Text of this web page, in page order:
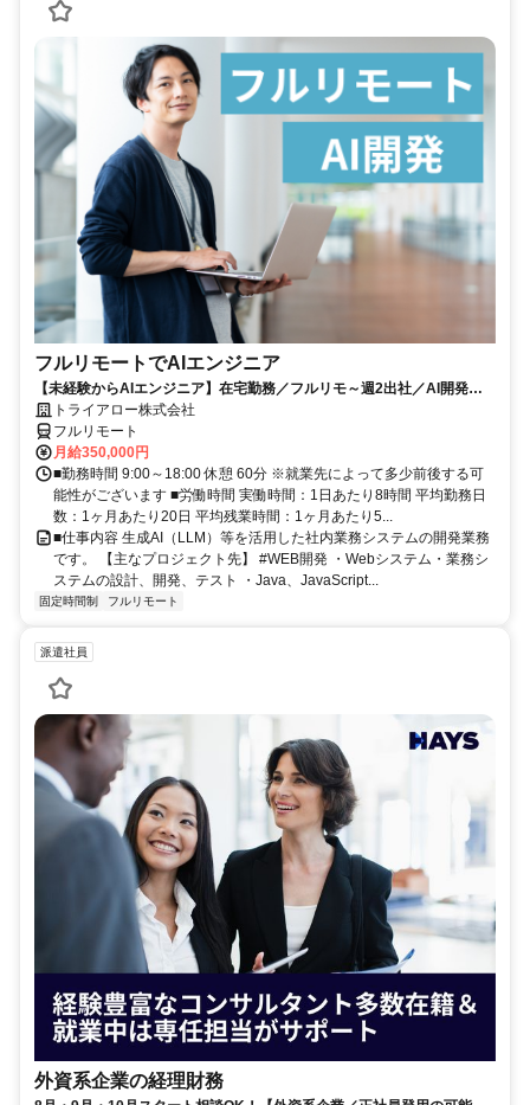
フルリモートでAIエンジニア
【未経験からAIエンジニア】在宅勤務／フルリモ～週2出社／AI開発を
仕事にする
トライアロー株式会社
フルリモート
月給350,000円
■勤務時間 9:00～18:00 休憩 60分 ※就業先によって多少前後する可
能性がございます ■労働時間 実働時間：1日あたり8時間 平均勤務日
数：1ヶ月あたり20日 平均残業時間：1ヶ月あたり5...
■仕事内容 生成AI（LLM）等を活用した社内業務システムの開発業務
です。 【主なプロジェクト先】 #WEB開発 ・Webシステム・業務シ
ステムの設計、開発、テスト ・Java、JavaScript...
固定時間制 フルリモート
派遣社員
外資系企業の経理財務